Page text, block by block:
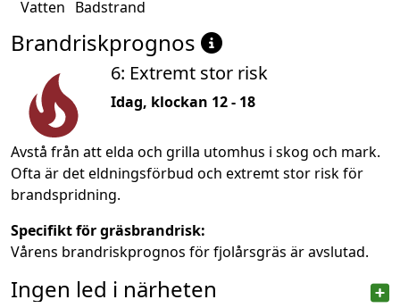
Vatten Badstrand
Brandriskprognos
6: Extremt stor risk
Idag, klockan 12 - 18
Avstå från att elda och grilla utomhus i skog och mark.
Ofta är det eldningsförbud och extremt stor risk för
brandspridning.
Specifikt för gräsbrandrisk:
Vårens brandriskprognos för fjolårsgräs är avslutad.
Ingen led i närheten